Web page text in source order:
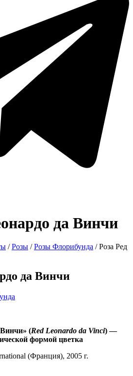
да Винчи
/Розы /Розы Флорибунда / Роза Ред
да Винчи
(Red Leonardo da Vinci) —
формой цветка
(Франция), 2005 г.